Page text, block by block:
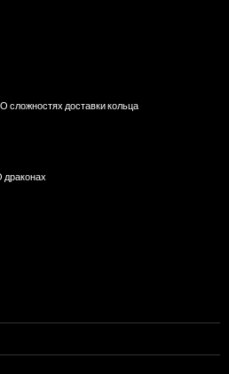
сложностях доставки кольца
драконах